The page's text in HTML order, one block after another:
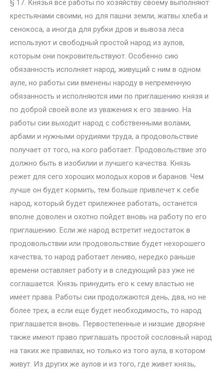
§ 17. Князья все работы по хозяйству своему выполняют
крестьянами своими, но для пашни земли, жатвы хлеба и
сенокоса, а иногда для рубки дров и вывоза леса
используют и свободный простой народ из аулов,
которым они покровительствуют. Особенно сию
обязанность исполняет народ, живущий с ним в одном
ауле, но работы сии вменены народу в непременную
обязанность и исполняются ими по приглашению князя и
по доброй своей воле из уважения к его званию. На
работы сии выходит народ с собственными волами,
арбами и нужными орудиями труда, а продовольствие
получает от того, на кого работает. Продовольствие это
должно быть в изобилии и лучшего качества. Князь
режет для сего хороших молодых коров и баранов. Чем
лучше он будет кормить, тем больше привлечет к себе
народ, который будет прилежнее работать, останется
вполне доволен и охотно пойдет вновь на работу по его
приглашению. Если же народ встретит недостаток в
продовольствии или продовольствие будет нехорошего
качества, то народ работает лениво, нередко раньше
времени оставляет работу и в следующий раз уже не
соглашается. Князь принудить его к сему властью не
имеет права. Работы сии продолжаются день, два, но не
более трех, а если еще будет необходимость, то народ
приглашается вновь. Первостепенные и низшие дворяне
также имеют право приглашать простой сословный народ
на таких же правилах, но только из того аула, в котором
живут. Из других же аулов и из того, где живет князь,